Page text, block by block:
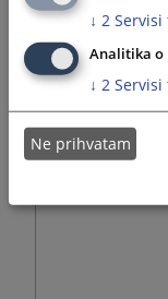
↓ 2
Analitika o
↓ 2
Ne prihvatam